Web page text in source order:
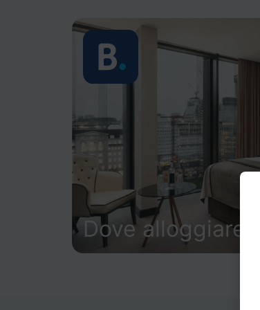
Dove alloggiare